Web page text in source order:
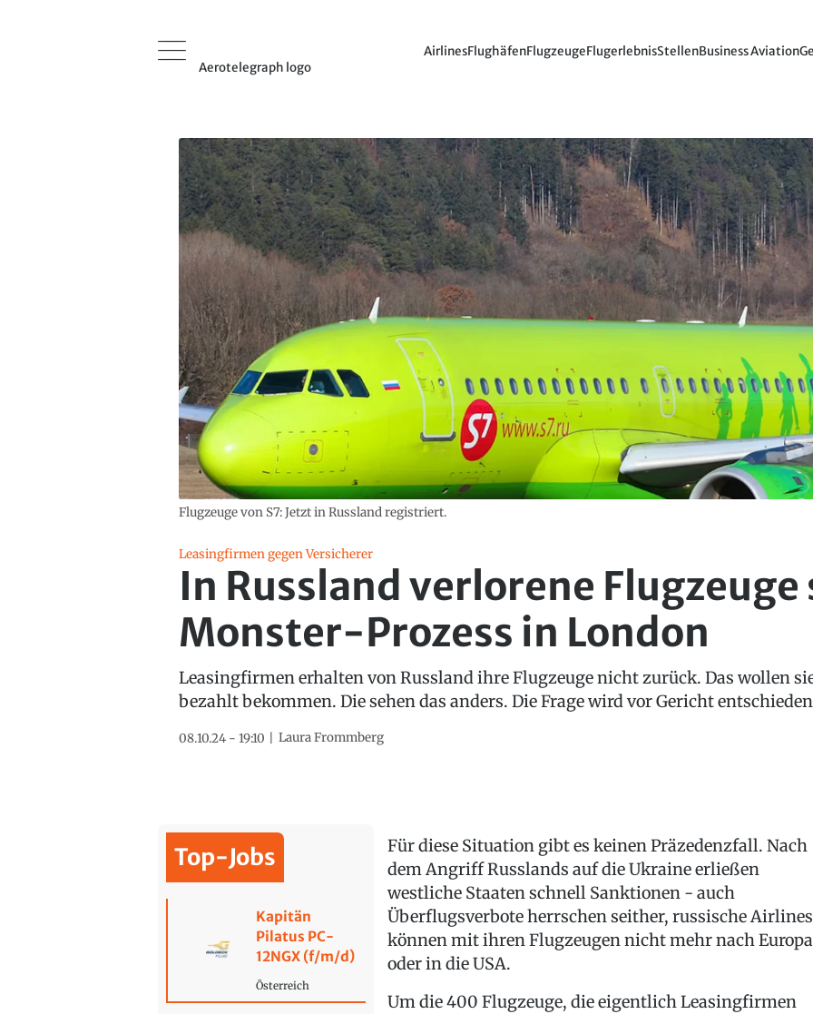
Aerotelegraph logo
AirlinesFlughäfenFlugzeugeFlugerlebnisStellenBusiness Aviation
Flugzeuge von S7: Jetzt in Russland registriert.
Leasingfirmen gegen Versicherer
In Russland verlorene
Monster-Prozess in London
Leasingfirmen erhalten von Russland ihre Flugzeuge nicht zurück. Das wollen
bezahlt bekommen. Die sehen das anders. Die Frage wird vor Gericht
08.10.24 - 19:10 Laura Frommberg
Top-Jobs
Kapitän
Pilatus PC-
12NGX (f/m/d)
Österreich
Für diese Situation gibt es keinen Präzedenzfall. Nach
dem Angriff Russlands auf die Ukraine erließen
westliche Staaten schnell Sanktionen - auch
Überflugsverbote herrschen seither, russische Airlines
können mit ihren Flugzeugen nicht mehr nach Europa
oder in die USA.
Um die 400 Flugzeuge, die eigentlich Leasingfirmen